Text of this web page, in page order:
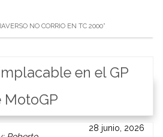
NO CORRIO EN TC 2000”
en el GP
MotoGP
28 junio, 2026